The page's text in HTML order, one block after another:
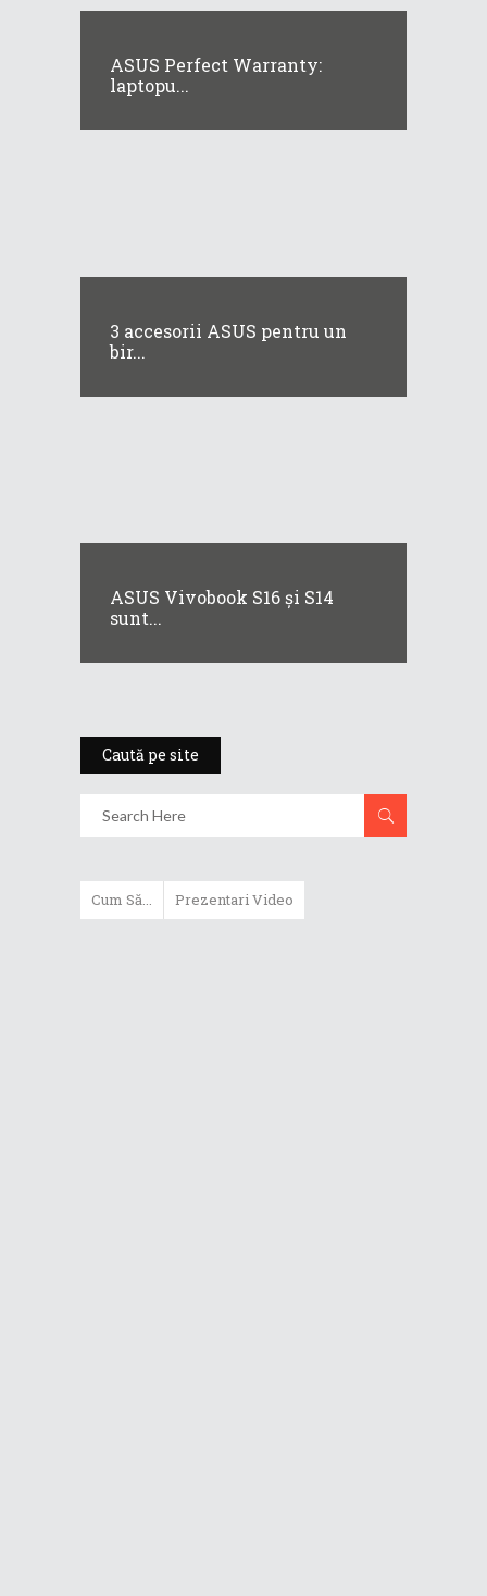
ASUS Perfect Warranty:
laptopu...
3 accesorii ASUS pentru un
bir...
ASUS Vivobook S16 și S14
sunt...
Caută pe site
Cum Să... Prezentari Video